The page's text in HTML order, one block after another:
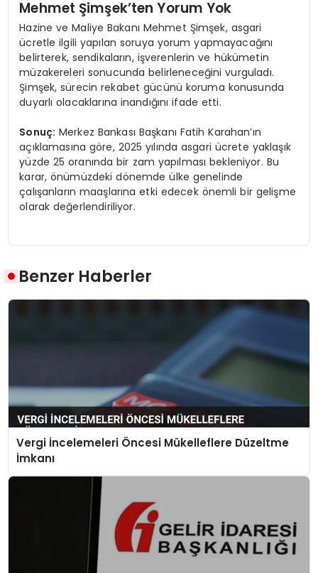
Mehmet Şimşek’ten Yorum Yok
Hazine ve Maliye Bakanı Mehmet Şimşek, asgari
ücretle ilgili yapılan soruya yorum yapmayacağını
belirterek, sendikaların, işverenlerin ve hükümetin
müzakereleri sonucunda belirleneceğini vurguladı.
Şimşek, sürecin rekabet gücünü koruma konusunda
duyarlı olacaklarına inandığını ifade etti.
Sonuç: Merkez Bankası Başkanı Fatih Karahan’ın
açıklamasına göre, 2025 yılında asgari ücrete yaklaşık
yüzde 25 oranında bir zam yapılması bekleniyor. Bu
karar, önümüzdeki dönemde ülke genelinde
çalışanların maaşlarına etki edecek önemli bir gelişme
olarak değerlendiriliyor.
Benzer Haberler
Vergi İncelemeleri Öncesi Mükelleflere Düzeltme
İmkanı